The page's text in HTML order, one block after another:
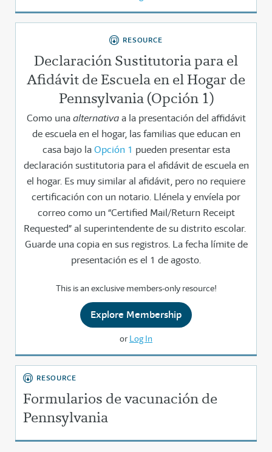
RESOURCE
Declaración Sustitutoria para el
Afidávit de Escuela en el Hogar de
Pennsylvania (Opción 1)
Como unaalternativaa la presentación del affidávit
de escuela en el hogar, las familias que educan en
casa bajo laOpción 1 pueden presentar esta
declaración sustitutoria para el afidávit de escuela en
el hogar. Es muy similar al afidávit, pero no requiere
certificación con un notario. Llénela y envíela por
correo como un “Certified Mail/Return Receipt
Requested” al superintendente de su distrito escolar.
Guarde una copia en sus registros. La fecha límite de
presentación es el 1 de agosto.
This is an exclusive members-only resource!
Explore Membership
or Log In
RESOURCE
Formularios de vacunación de
Pennsylvania